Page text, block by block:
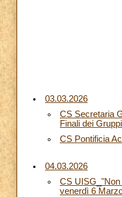
03.03.2026
CS Secretaria
Finali dei
CS Pontificia
04.03.2026
CS
venerdì 6